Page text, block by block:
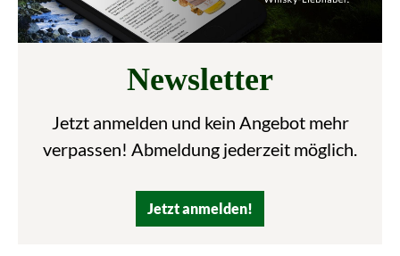
Newsletter
Jetzt anmelden und kein Angebot mehr
verpassen! Abmeldung jederzeit möglich.
Jetzt anmelden!